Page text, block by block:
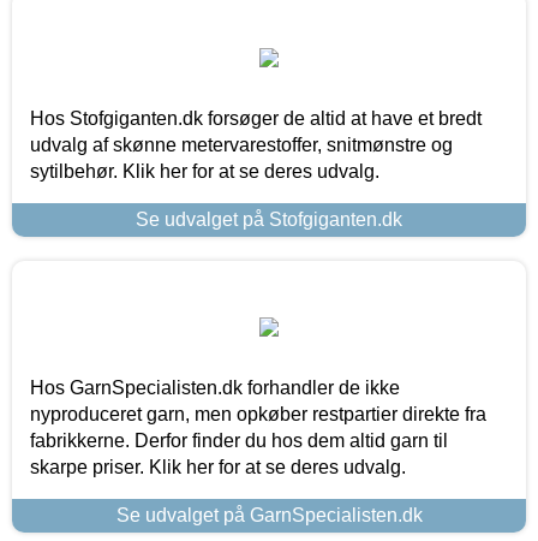
Hos Stofgiganten.dk forsøger de altid at have et bredt
udvalg af skønne metervarestoffer, snitmønstre og
sytilbehør. Klik her for at se deres udvalg.
Se udvalget på Stofgiganten.dk
Hos GarnSpecialisten.dk forhandler de ikke
nyproduceret garn, men opkøber restpartier direkte fra
fabrikkerne. Derfor finder du hos dem altid garn til
skarpe priser. Klik her for at se deres udvalg.
Se udvalget på GarnSpecialisten.dk